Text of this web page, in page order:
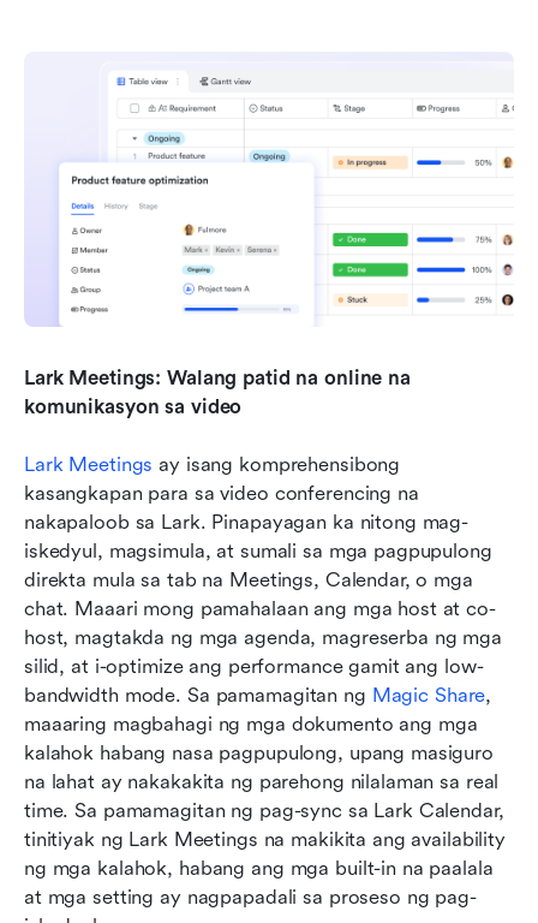
Lark Meetings: Walang patid na online na
komunikasyon sa video
Lark Meetings ay isang komprehensibong
kasangkapan para sa video conferencing na
nakapaloob sa Lark. Pinapayagan ka nitong mag-
iskedyul, magsimula, at sumali sa mga pagpupulong
direkta mula sa tab na Meetings, Calendar, o mga
chat. Maaari mong pamahalaan ang mga host at co-
host, magtakda ng mga agenda, magreserba ng mga
silid, at i-optimize ang performance gamit ang low-
bandwidth mode. Sa pamamagitan ng Magic Share,
maaaring magbahagi ng mga dokumento ang mga
kalahok habang nasa pagpupulong, upang masiguro
na lahat ay nakakakita ng parehong nilalaman sa real
time. Sa pamamagitan ng pag-sync sa Lark Calendar,
tinitiyak ng Lark Meetings na makikita ang availability
ng mga kalahok, habang ang mga built-in na paalala
at mga setting ay nagpapadali sa proseso ng pag-